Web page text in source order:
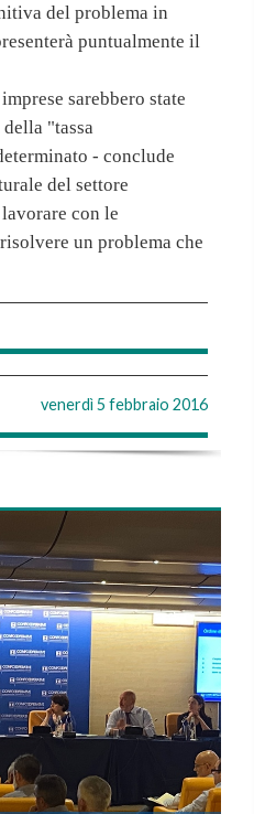
del problema in
puntualmente il
sarebbero state
"tassa
- conclude
del settore
con le
un problema che
venerdì 5 febbraio 2016